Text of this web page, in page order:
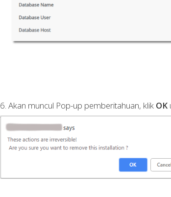
6. Akan muncul Pop-up pemberitahuan, klik OK